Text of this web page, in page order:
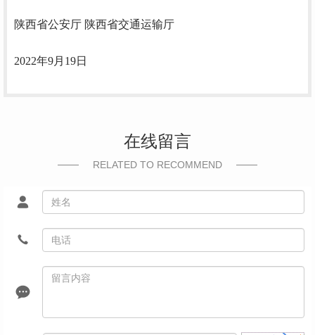
陕西省公安厅 陕西省交通运输厅
2022年9月19日
在线留言
RELATED TO RECOMMEND